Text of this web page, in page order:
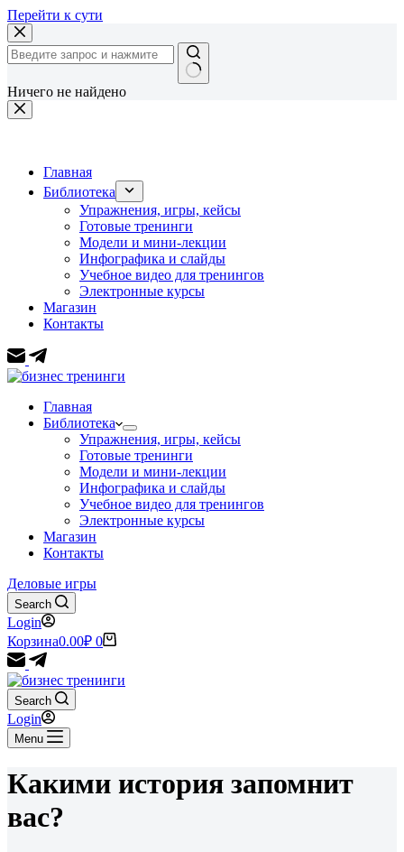
Перейти к сути
Ничего не найдено
Главная
Библиотека
Упражнения, игры, кейсы
Готовые тренинги
Модели и мини-лекции
Инфографика и слайды
Учебное видео для тренингов
Электронные курсы
Магазин
Контакты
Главная
Библиотека
Упражнения, игры, кейсы
Готовые тренинги
Модели и мини-лекции
Инфографика и слайды
Учебное видео для тренингов
Электронные курсы
Магазин
Контакты
Деловые игры
Search
Login
Корзина0.00₽ 0
Search
Login
Menu
Какими история запомнит
вас?